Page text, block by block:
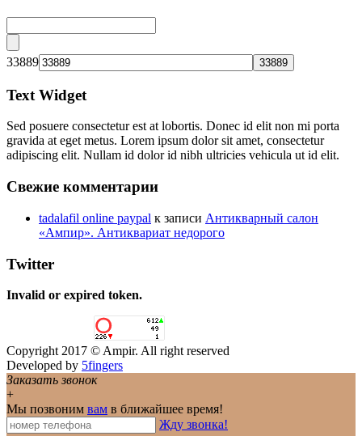
33889
Text Widget
Sed posuere consectetur est at lobortis. Donec id elit non mi porta
gravida at eget metus. Lorem ipsum dolor sit amet, consectetur
adipiscing elit. Nullam id dolor id nibh ultricies vehicula ut id elit.
Свежие комментарии
tadalafil online paypal к записи Антикварный салон
«Ампир». Антиквариат недорого
Twitter
Invalid or expired token.
Copyright 2017 © Ampir. All right reserved
Developed by 5fingers
Заказать звонок
+
Мы позвоним вам в ближайшее время!
Жду звонка!